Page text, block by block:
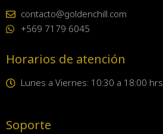
contacto@goldenchill.com
+569 7179 6045
Horarios de atención
Lunes a Viernes: 10:30 a 18:00 hrs
Soporte